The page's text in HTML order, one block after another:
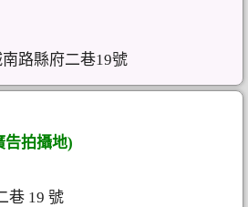
路縣府二巷19號
告拍攝地)
巷 19 號